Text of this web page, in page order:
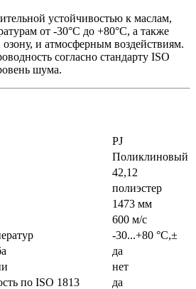
устойчивостью к маслам,
от -30°C до +80°C, а также
и атмосферным воздействиям.
согласно стандарту ISO
шума.
PJ
Поликлиновый
42,12
полиэстер
1473 мм
600 м/с
-30...+80 °C,±
да
нет
по ISO 1813
да